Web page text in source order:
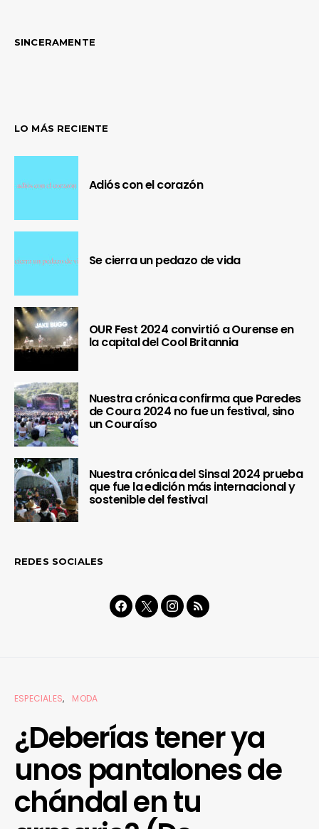
SINCERAMENTE
LO MÁS RECIENTE
Adiós con el corazón
Se cierra un pedazo de vida
OUR Fest 2024 convirtió a Ourense en
la capital del Cool Britannia
Nuestra crónica confirma que Paredes
de Coura 2024 no fue un festival, sino
un Couraíso
Nuestra crónica del Sinsal 2024 prueba
que fue la edición más internacional y
sostenible del festival
REDES SOCIALES
ESPECIALES MODA
¿Deberías tener ya
unos pantalones de
chándal en tu